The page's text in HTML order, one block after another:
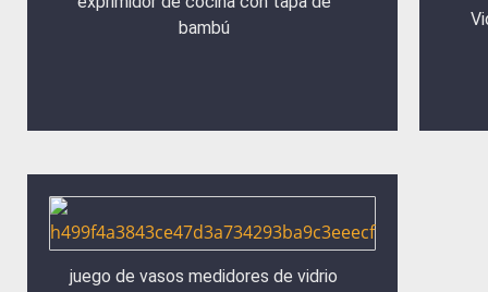
bambú
juego de vasos medidores de vidrio